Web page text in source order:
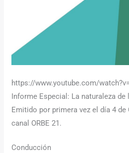
https://www.youtube.com/
Informe Especial: La naturaleza de
Emitido por primera vez el día 4 de
canal ORBE 21.
Conducción